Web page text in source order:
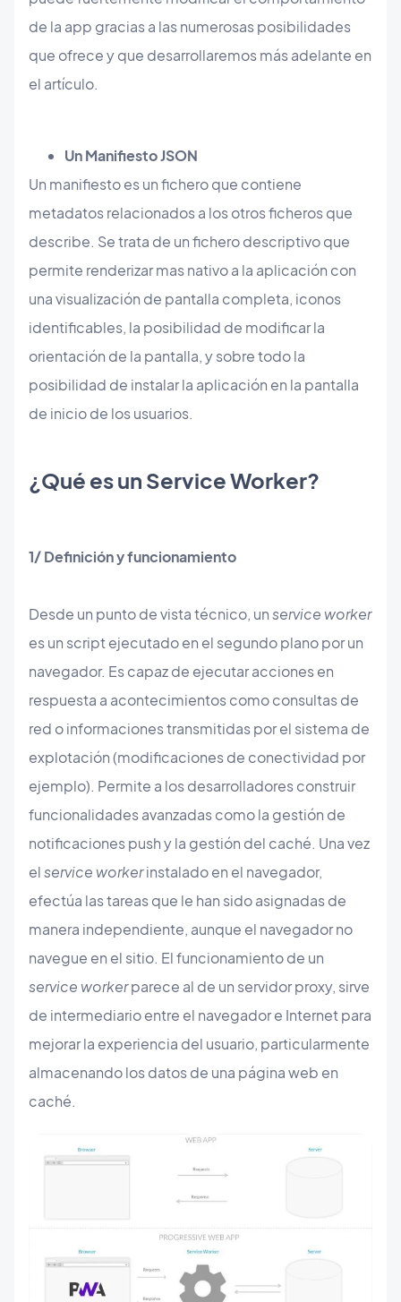
de la app gracias a las numerosas posibilidades
que ofrece y que desarrollaremos más adelante en
el artículo.
Un Manifiesto JSON
Un manifiesto es un fichero que contiene
metadatos relacionados a los otros ficheros que
describe. Se trata de un fichero descriptivo que
permite renderizar mas nativo a la aplicación con
una visualización de pantalla completa, iconos
identificables, la posibilidad de modificar la
orientación de la pantalla, y sobre todo la
posibilidad de instalar la aplicación en la pantalla
de inicio de los usuarios.
¿Qué es un Service Worker?
1/ Definición yfuncionamiento
Desde un punto de vista técnico, unservice worker
es un script ejecutado en el segundo plano por un
navegador. Es capaz de ejecutar acciones en
respuesta a acontecimientos como consultas de
red o informaciones transmitidas por el sistema de
explotación (modificaciones de conectividad por
ejemplo). Permite a los desarrolladores construir
funcionalidades avanzadas como la gestión de
notificaciones push y la gestión del caché. Una vez
elservice workerinstalado en el navegador,
efectúa las tareas que le han sido asignadas de
manera independiente, aunque el navegador no
navegue en el sitio. El funcionamiento de un
service workerparece al de un servidor proxy, sirve
de intermediario entre el navegador e Internet para
mejorar la experiencia del usuario, particularmente
almacenando los datos de una página web en
caché.